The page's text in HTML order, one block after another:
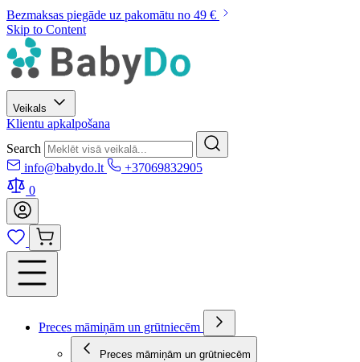
Bezmaksas piegāde uz pakomātu no 49 €
Skip to Content
Veikals
Klientu apkalpošana
Search
info@babydo.lt
+37069832905
0
Preces māmiņām un grūtniecēm
Preces māmiņām un grūtniecēm